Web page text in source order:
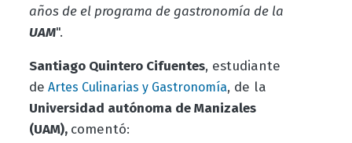
años de el programa de gastronomía de la
UAM".
Santiago Quintero Cifuentes, estudiante
de Artes Culinarias y Gastronomía, de la
Universidad autónoma de Manizales
(UAM), comentó: